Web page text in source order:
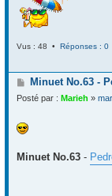
Vus : 48 • Réponses : 0
M
s
a
g
Minuet No.63 -
Posté par : Marieh »
Minuet No.63 -